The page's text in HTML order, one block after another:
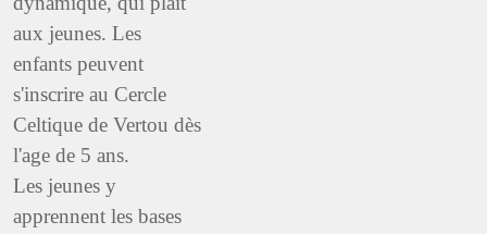
aux jeunes. Les
enfants peuvent
s'inscrire au Cercle
Celtique de Vertou dès
l'age de 5 ans.
Les jeunes y
apprennent les bases